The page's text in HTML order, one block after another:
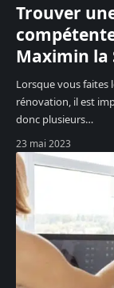
Trouver
Maximin la
Lorsque vous
rénovation, il est
donc plusieurs…
23 mai 2023